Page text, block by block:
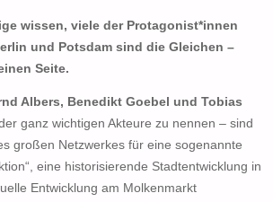
wissen, viele der Protagonist*innen
und Potsdam sind die Gleichen –
Seite.
Albers, Benedikt Goebel und Tobias
ganz wichtigen Akteure zu nennen – sind
großen Netzwerkes für eine sogenannte
eine historisierende Stadtentwicklung in
Entwicklung am Molkenmarkt